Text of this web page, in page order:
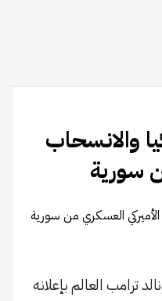
والانسحاب
سورية
ترامب العالم بإعلانه